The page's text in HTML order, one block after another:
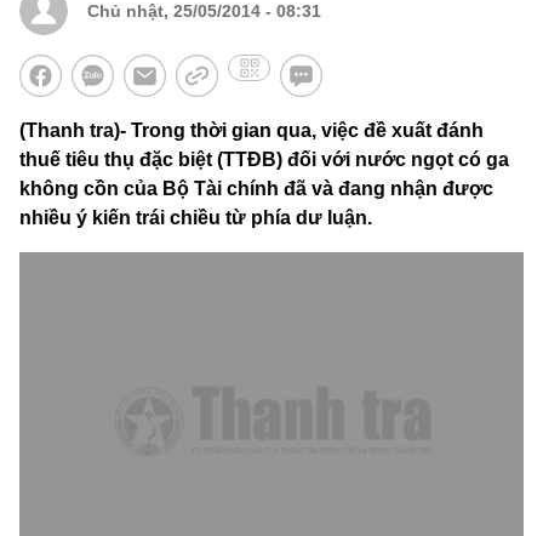
Chủ nhật, 25/05/2014 - 08:31
(Thanh tra)- Trong thời gian qua, việc đề xuất đánh
thuế tiêu thụ đặc biệt (TTĐB) đối với nước ngọt có ga
không cồn của Bộ Tài chính đã và đang nhận được
nhiều ý kiến trái chiều từ phía dư luận.